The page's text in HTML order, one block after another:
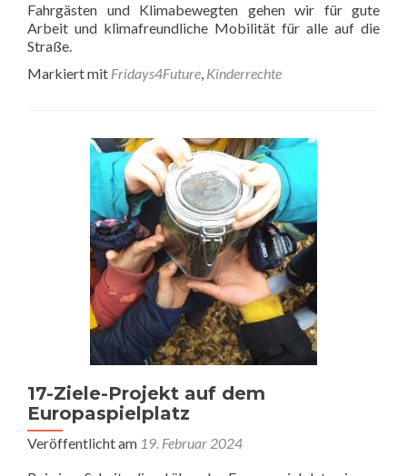
Fahrgästen und Klimabewegten gehen wir für gute
Arbeit und klimafreundliche Mobilität für alle auf die
Straße.
Markiert mit Fridays4Future, Kinderrechte
17-Ziele-Projekt auf dem
Europaspielplatz
Veröffentlicht am 19. Februar 2024